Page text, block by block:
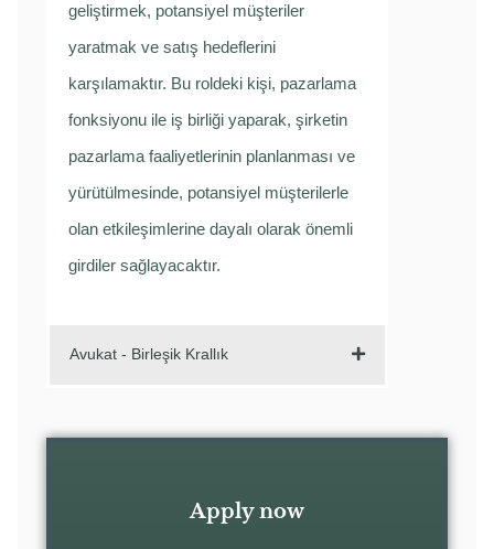
geliştirmek, potansiyel müşteriler
yaratmak ve satış hedeflerini
karşılamaktır. Bu roldeki kişi, pazarlama
fonksiyonu ile iş birliği yaparak, şirketin
pazarlama faaliyetlerinin planlanması ve
yürütülmesinde, potansiyel müşterilerle
olan etkileşimlerine dayalı olarak önemli
girdiler sağlayacaktır.
Avukat - Birleşik Krallık
Apply now